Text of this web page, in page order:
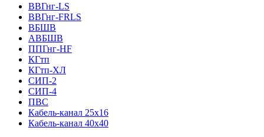
ВВГнг-LS
ВВГнг-FRLS
ВБШВ
АВБШВ
ППГнг-HF
КГтп
КГтп-ХЛ
СИП-2
СИП-4
ПВС
Кабель-канал 25х16
Кабель-канал 40х40